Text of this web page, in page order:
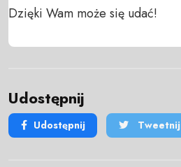
Dzięki Wam może się udać!
Udostępnij
Udostępnij Tweetnij